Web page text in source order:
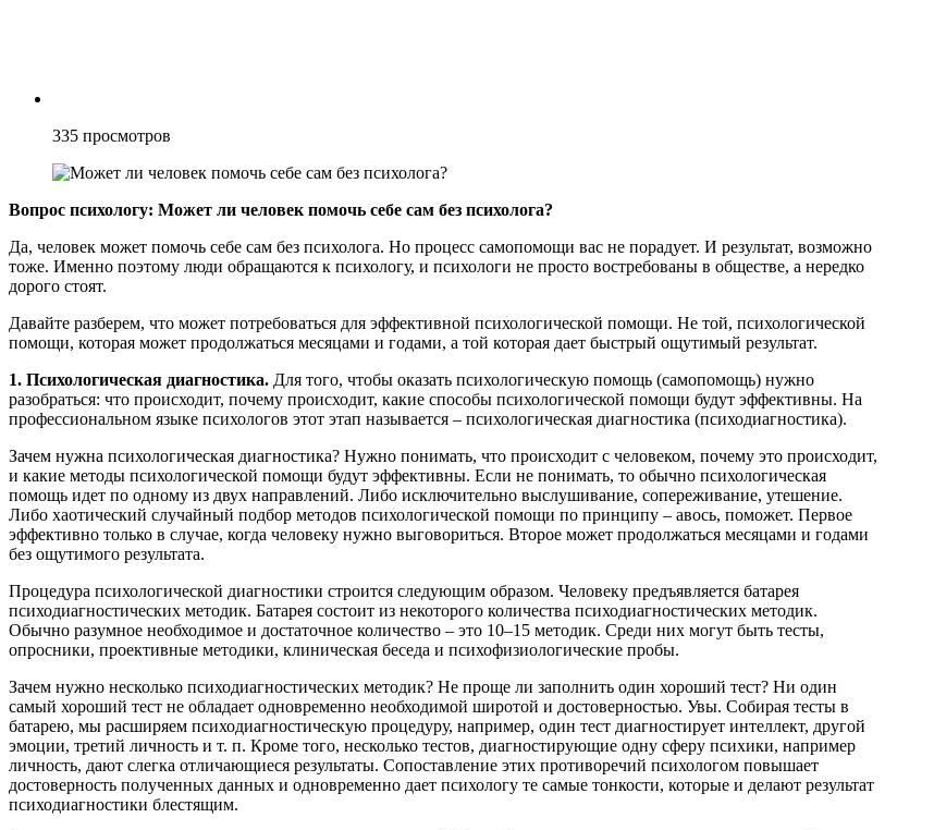
335 просмотров
Вопрос психологу: Может ли человек помочь себе сам без психолога?
Да, человек может помочь себе сам без психолога. Но процесс самопомощи вас не порадует. И результат, возможно
тоже. Именно поэтому люди обращаются к психологу, и психологи не просто востребованы в обществе, а нередко
дорого стоят.
Давайте разберем, что может потребоваться для эффективной психологической помощи. Не той, психологической
помощи, которая может продолжаться месяцами и годами, а той которая дает быстрый ощутимый результат.
1. Психологическая диагностика. Для того, чтобы оказать психологическую помощь (самопомощь) нужно
разобраться: что происходит, почему происходит, какие способы психологической помощи будут эффективны. На
профессиональном языке психологов этот этап называется – психологическая диагностика (психодиагностика).
Зачем нужна психологическая диагностика? Нужно понимать, что происходит с человеком, почему это происходит,
и какие методы психологической помощи будут эффективны. Если не понимать, то обычно психологическая
помощь идет по одному из двух направлений. Либо исключительно выслушивание, сопереживание, утешение.
Либо хаотический случайный подбор методов психологической помощи по принципу – авось, поможет. Первое
эффективно только в случае, когда человеку нужно выговориться. Второе может продолжаться месяцами и годами
без ощутимого результата.
Процедура психологической диагностики строится следующим образом. Человеку предъявляется батарея
психодиагностических методик. Батарея состоит из некоторого количества психодиагностических методик.
Обычно разумное необходимое и достаточное количество – это 10–15 методик. Среди них могут быть тесты,
опросники, проективные методики, клиническая беседа и психофизиологические пробы.
Зачем нужно несколько психодиагностических методик? Не проще ли заполнить один хороший тест? Ни один
самый хороший тест не обладает одновременно необходимой широтой и достоверностью. Увы. Собирая тесты в
батарею, мы расширяем психодиагностическую процедуру, например, один тест диагностирует интеллект, другой
эмоции, третий личность и т. п. Кроме того, несколько тестов, диагностирующие одну сферу психики, например
личность, дают слегка отличающиеся результаты. Сопоставление этих противоречий психологом повышает
достоверность полученных данных и одновременно дает психологу те самые тонкости, которые и делают результат
психодиагностики блестящим.